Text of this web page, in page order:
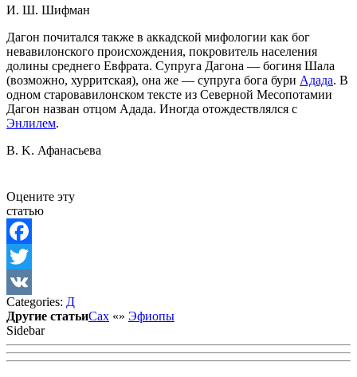
И. Ш. Шифман
Дагон почитался также в аккадской мифологии как бог
невавилонского происхождения, покровитель населения
долины среднего Евфрата. Супруга Дагона — богиня Шала
(возможно, хурритская), она же — супруга бога бури Адада. В
одном старовавилонском тексте из Северной Месопотамии
Дагон назван отцом Адада. Иногда отождествлялся с
Энлилем.
B. K. Афанасьева
Оцените эту
статью
Facebook
Twitter
VK
Categories: Д
Другие статьиСах «» Эфиопы
Sidebar